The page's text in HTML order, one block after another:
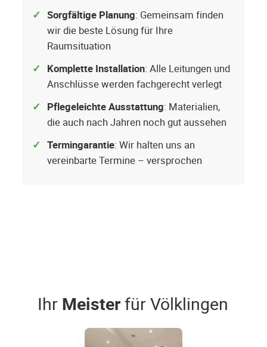
Sorgfältige Planung: Gemeinsam finden
wir die beste Lösung für Ihre
Raumsituation
Komplette Installation: Alle Leitungen und
Anschlüsse werden fachgerecht verlegt
Pflegeleichte Ausstattung: Materialien,
die auch nach Jahren noch gut aussehen
Termingarantie: Wir halten uns an
vereinbarte Termine – versprochen
Ihr Meisterfür Völklingen